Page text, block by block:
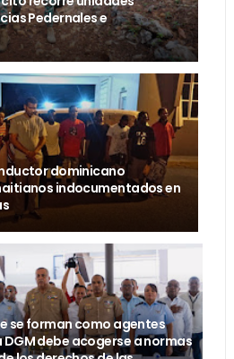
Pedernales e
dominicano
indocumentados en
se forman como agentes
DGM debe acogerse a normas